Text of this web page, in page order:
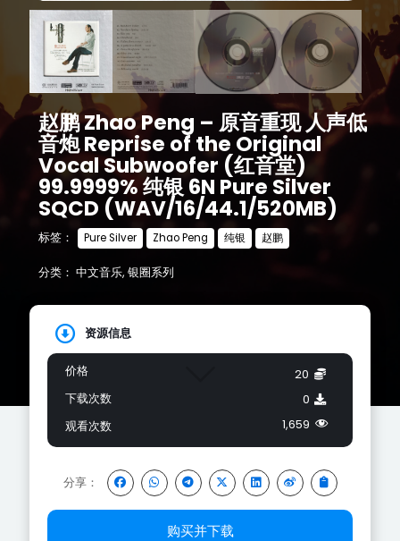
赵鹏 Zhao Peng – 原音重现 人声低
音炮 Reprise of the Original
Vocal Subwoofer (红音堂)
99.9999% 纯银 6N Pure Silver
SQCD (WAV/16/44.1/520MB)
标签： Pure Silver Zhao Peng 纯银 赵鹏
分类： 中文音乐, 银圈系列
资源信息
价格
下载次数
观看次数
20
0
1,659
分享：
购买并下载